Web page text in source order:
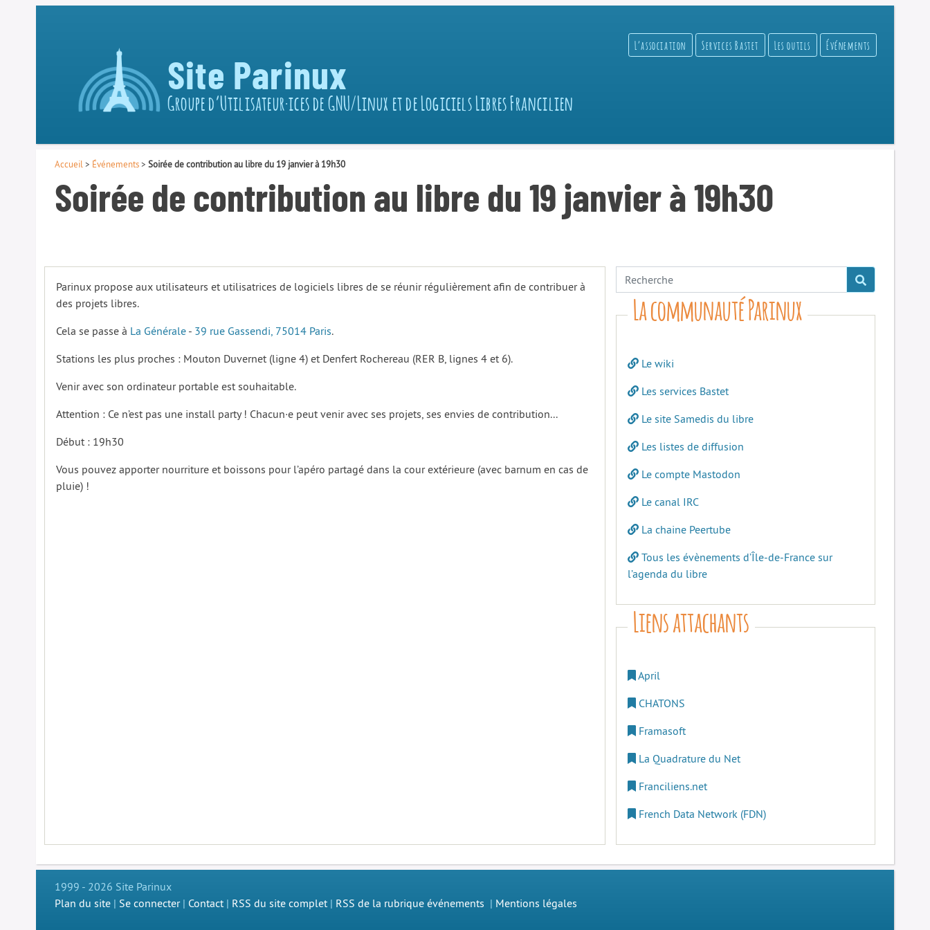
Site Parinux
Groupe d’Utilisateur·ices de GNU/Linux et de Logiciels Libres Francilien
L’association Services Bastet Les outils Événements
Accueil > Événements> Soirée de contribution au libre du 19 janvier à 19h30
Soirée de contribution au libre du 19 janvier à 19h30
Parinux propose aux utilisateurs et utilisatrices de logiciels libres de se réunir régulièrement afin de contribuer à
des projets libres.
Cela se passe à La Générale - 39 rue Gassendi, 75014 Paris.
Stations les plus proches : Mouton Duvernet (ligne 4) et Denfert Rochereau (RER B, lignes 4 et 6).
Venir avec son ordinateur portable est souhaitable.
Attention : Ce n’est pas une install party ! Chacun·e peut venir avec ses projets, ses envies de contribution...
Début : 19h30
Vous pouvez apporter nourriture et boissons pour l’apéro partagé dans la cour extérieure (avec barnum en cas de
pluie) !
La communauté Parinux
Le wiki
Les services Bastet
Le site Samedis du libre
Les listes de diffusion
Le compte Mastodon
Le canal IRC
La chaine Peertube
Tous les évènements d’Île-de-France sur
l’agenda du libre
Liens attachants
April
CHATONS
Framasoft
La Quadrature du Net
Franciliens.net
French Data Network (FDN)
1999 - 2026 Site Parinux
Plan du site | Se connecter| Contact | RSS du site complet | RSS de la rubrique événements | Mentions légales